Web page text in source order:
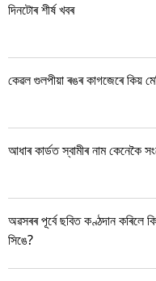
দিনটোৰ শীৰ্ষ খবৰ
কেৱল গুলপীয়া ৰঙৰ কাগজেৰে কিয়
আধাৰ কাৰ্ডত স্বামীৰ নাম কেনেকৈ
অৱসৰৰ পূৰ্বে ছবিত কণ্ঠদান কৰিলে
সিঙে?